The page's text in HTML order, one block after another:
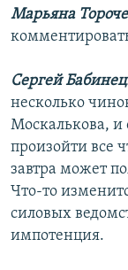
Марьяна
Сергей
несколько
Москалькова,
произойти все
завтра может
Что-то
силовых
импотенция.